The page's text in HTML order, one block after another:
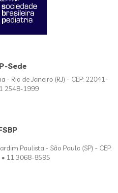
Sede
- Rio de Janeiro (RJ) - CEP: 22041-
2548-1999
Paulista - São Paulo (SP) - CEP:
11 3068-8595